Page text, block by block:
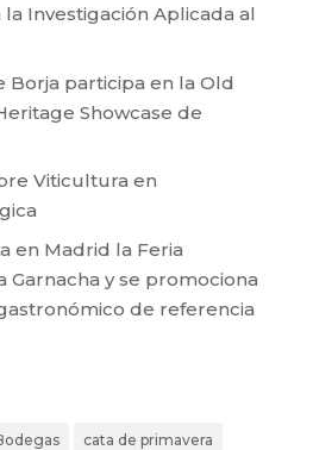
Investigación Aplicada al
Borja participa en la Old
Showcase de
Viticultura en
en Madrid la Feria
Garnacha y se promociona
de referencia
cata de primavera